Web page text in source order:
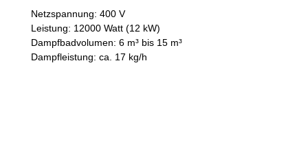
Netzspannung: 400 V
Leistung: 12000 Watt (12 kW)
Dampfbadvolumen: 6 m³ bis 15 m³
Dampfleistung: ca. 17 kg/h